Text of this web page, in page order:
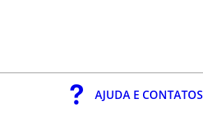
AJUDA E CONTATOS